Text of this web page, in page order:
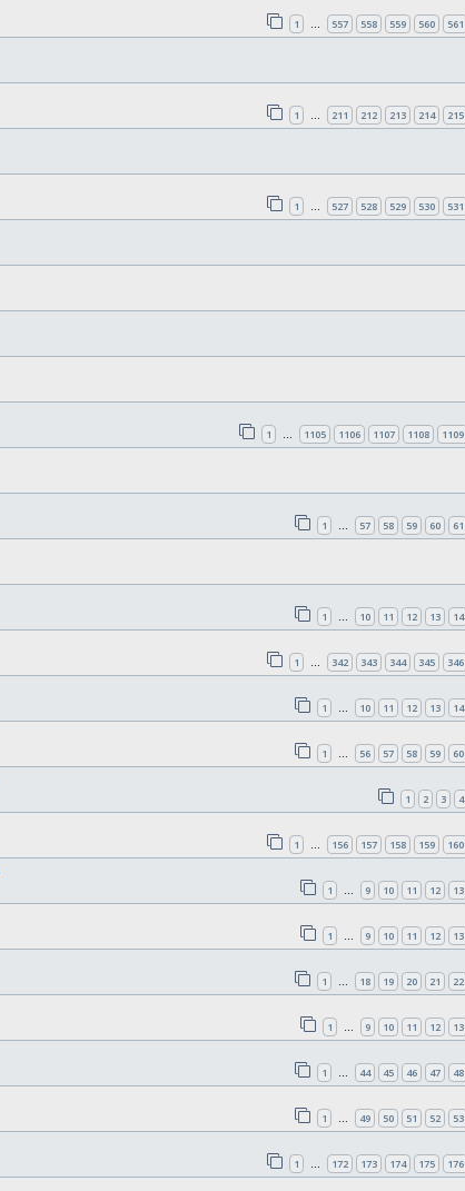
1 … 557 558 559 560 561
1 … 211 212 213 214 215
1 … 527 528 529 530 531
1 … 1105 1106 1107 1108 1109
1 … 57 58 59 60 61
1 … 10 11 12 13 14
1 … 342 343 344 345 346
1 … 10 11 12 13 14
1 … 56 57 58 59 60
1 2 3 4
1 … 156 157 158 159 160
1 … 9 10 11 12 13
1 … 9 10 11 12 13
1 … 18 19 20 21 22
1 … 9 10 11 12 13
1 … 44 45 46 47 48
1 … 49 50 51 52 53
1 … 172 173 174 175 176